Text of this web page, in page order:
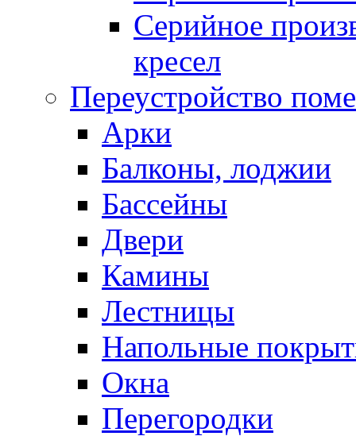
Серийное
кресел
Переустройство
Арки
Балконы, лоджии
Бассейны
Двери
Камины
Лестницы
Напольные
Окна
Перегородки